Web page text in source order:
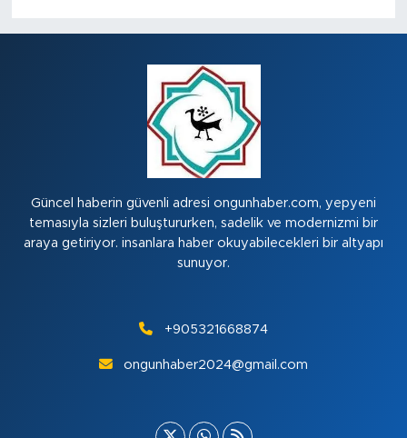
Güncel haberin güvenli adresi ongunhaber.com, yepyeni
temasıyla sizleri buluştururken, sadelik ve modernizmi bir
araya getiriyor. insanlara haber okuyabilecekleri bir altyapı
sunuyor.
+905321668874
ongunhaber2024@gmail.com